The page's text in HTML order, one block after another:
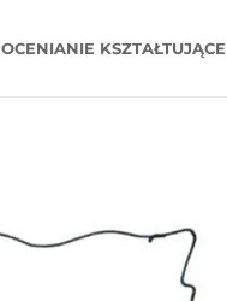
OCENIANIE KSZTAŁTUJĄCE